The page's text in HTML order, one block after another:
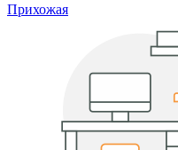
Прихожая